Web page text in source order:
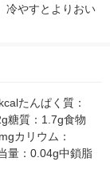
冷やすとよりおい
たんぱく質：
糖質：1.7g食物
カリウム：
量：0.04g中鎖脂